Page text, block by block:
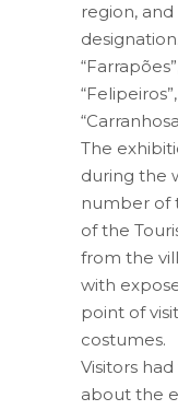
region,
The
during the
number of
of the
from the
with
point of
costumes.
Visitors
about the